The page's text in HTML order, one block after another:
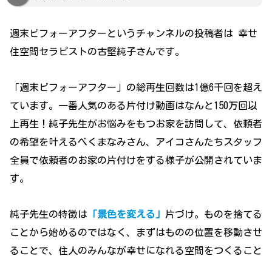
週末ビフォーアフターというチャンネルの投稿者は 幸せ
住空間セラピストの古堅純子さんです。
「週末ビフォーアフター」の総再生回数は1億6千回を超え
ています。一番人気のある片付け動画はなんと150万回以
上再生！純子先生がお悩みをもつお家を訪問して、依頼者
の希望を叶えるべくまなみさん、アイコさんたちスタッフ
全員で依頼者のお家の片付けをする様子が公開されていま
す。
純子先生の特徴は 「景色を変える」
片づけ。ものを捨てる
ことから始めるのではなく、まずはものの位置を移動させ
ることで、住人のみんなが幸せになれる空間をつくること